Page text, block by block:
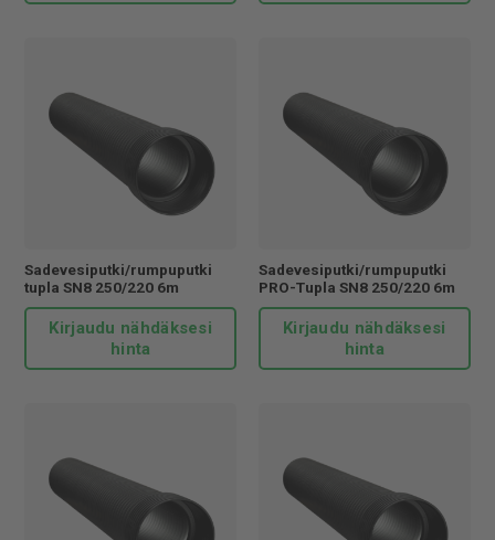
Sadevesiputki/rumpuputki
tupla SN8 250/220 6m
Kirjaudu nähdäksesi
hinta
Sadevesiputki/rumpuputki
PRO-Tupla SN8 250/220 6m
Kirjaudu nähdäksesi
hinta